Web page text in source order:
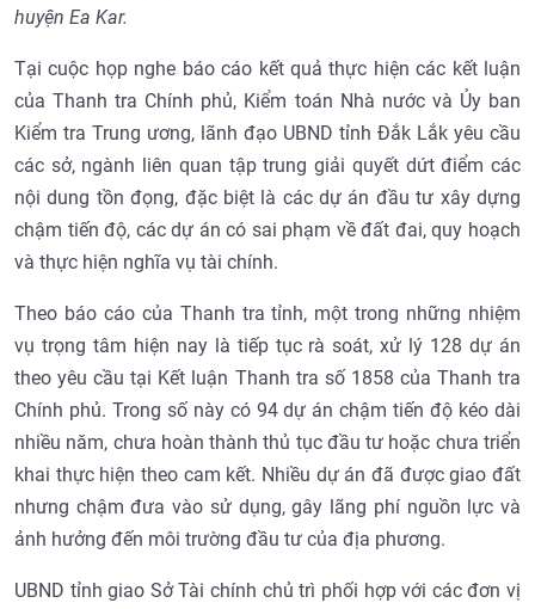
huyện Ea Kar.
Tại cuộc họp nghe báo cáo kết quả thực hiện các kết luận
của Thanh tra Chính phủ, Kiểm toán Nhà nước và Ủy ban
Kiểm tra Trung ương, lãnh đạo UBND tỉnh Đắk Lắk yêu cầu
các sở, ngành liên quan tập trung giải quyết dứt điểm các
nội dung tồn đọng, đặc biệt là các dự án đầu tư xây dựng
chậm tiến độ, các dự án có sai phạm về đất đai, quy hoạch
và thực hiện nghĩa vụ tài chính.
Theo báo cáo của Thanh tra tỉnh, một trong những nhiệm
vụ trọng tâm hiện nay là tiếp tục rà soát, xử lý 128 dự án
theo yêu cầu tại Kết luận Thanh tra số 1858 của Thanh tra
Chính phủ. Trong số này có 94 dự án chậm tiến độ kéo dài
nhiều năm, chưa hoàn thành thủ tục đầu tư hoặc chưa triển
khai thực hiện theo cam kết. Nhiều dự án đã được giao đất
nhưng chậm đưa vào sử dụng, gây lãng phí nguồn lực và
ảnh hưởng đến môi trường đầu tư của địa phương.
UBND tỉnh giao Sở Tài chính chủ trì phối hợp với các đơn vị